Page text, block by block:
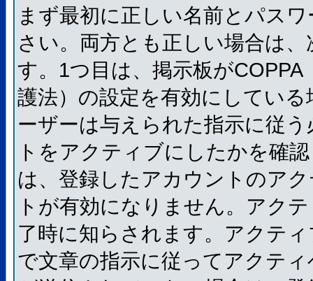
まず最初に正しい名前とパス
さい。両方とも正しい場合は
す。1つ目は、掲示板が
護法）の設定を有効にしてい
ーザーは与えられた指示に従
トをアクティブにしたかを確
は、登録したアカウントのア
トが有効になりません。アク
了時に知らされます。アクテ
で文章の指示に従ってアクテ